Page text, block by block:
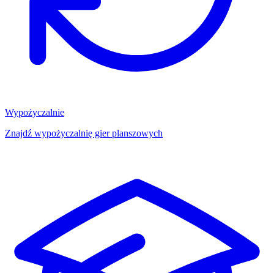
Wypożyczalnie
Znajdź wypożyczalnię gier planszowych